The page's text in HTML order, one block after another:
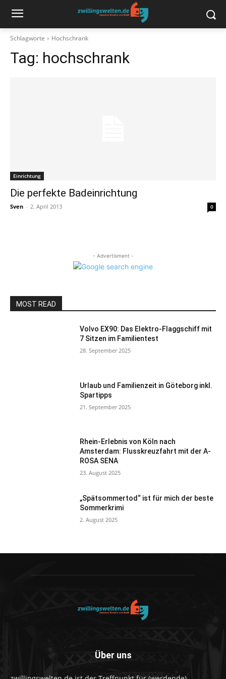
Schlagworte Hochschrank
Tag: hochschrank
Einrichtung
Die perfekte Badeinrichtung
Sven - 2. April 2013 0
- Advertisment -
MOST READ
Volvo EX90: Das Elektro-Flaggschiff mit
7 Sitzen im Familientest
28. September 2025
Urlaub und Familienzeit in Göteborg inkl.
Spartipps
21. September 2025
Rhein-Erlebnis von Köln nach
Amsterdam: Flusskreuzfahrt mit der A-
ROSA SENA
23. August 2025
„Spätsommertod“ ist für mich der beste
Sommerkrimi
2. August 2025
Über uns